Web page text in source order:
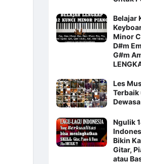
Belajar
Minor
D#m
G#m
Les
Terbaik
Dewasa
Ngulik
Bikin
Gitar,
atau